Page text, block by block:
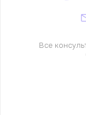
Все